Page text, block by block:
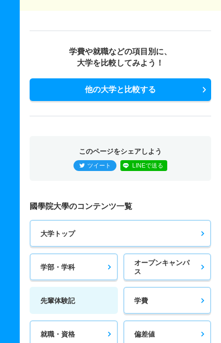
学費や就職などの項目別に、
大学を比較してみよう！
他の大学と比較する
このページをシェアしよう
ツイート LINEで送る
國學院大學のコンテンツ一覧
大学トップ
学部・学科
オープンキャンパ
ス
先輩体験記 学費
就職・資格 偏差値